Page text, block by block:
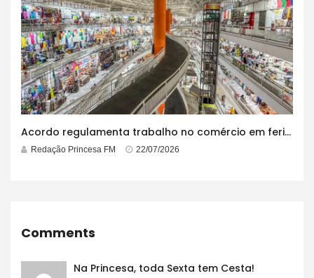
Acordo regulamenta trabalho no comércio em feriados
Redação Princesa FM 22/07/2026
Comments
Na Princesa, toda Sexta tem Cesta!